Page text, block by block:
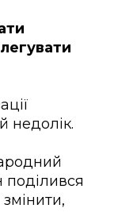
недолік.
поділився